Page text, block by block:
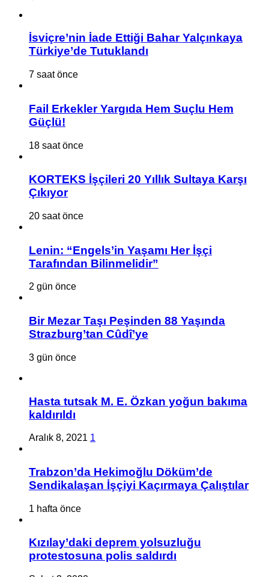
İsviçre’nin İade Ettiği Bahar Yalçınkaya
Türkiye’de Tutuklandı
7 saat önce
Fail Erkekler Yargıda Hem Suçlu Hem
Güçlü!
18 saat önce
KORTEKS İşçileri 20 Yıllık Sultaya Karşı
Çıkıyor
20 saat önce
Lenin: “Engels’in Yaşamı Her İşçi
Tarafından Bilinmelidir”
2 gün önce
Bir Mezar Taşı Peşinden 88 Yaşında
Strazburg’tan Cûdî’ye
3 gün önce
Hasta tutsak M. E. Özkan yoğun bakıma
kaldırıldı
Aralık 8, 2021 1
Trabzon’da Hekimoğlu Döküm’de
Sendikalaşan İşçiyi Kaçırmaya Çalıştılar
1 hafta önce
Kızılay’daki deprem yolsuzluğu
protestosuna polis saldırdı